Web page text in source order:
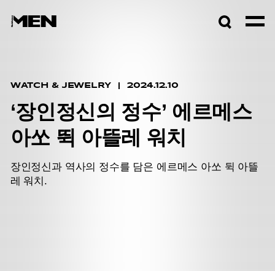
WATCH & JEWELRY 2024.12.10
‘장인정신의 정수’ 에르메스
아쏘 뛱 아뜰레 워치
장인정신과 역사의 정수를 담은 에르메스 아쏘 뒥 아뜰
레 워치.